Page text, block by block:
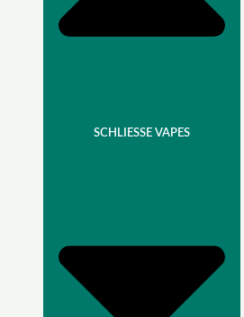
SCHLIESSE VAPES